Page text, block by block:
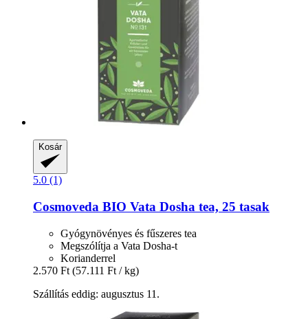
Kosár
5.0 (1)
Cosmoveda BIO Vata Dosha tea, 25 tasak
Gyógynövényes és fűszeres tea
Megszólítja a Vata Dosha-t
Korianderrel
2.570 Ft (57.111 Ft / kg)
Szállítás eddig: augusztus 11.